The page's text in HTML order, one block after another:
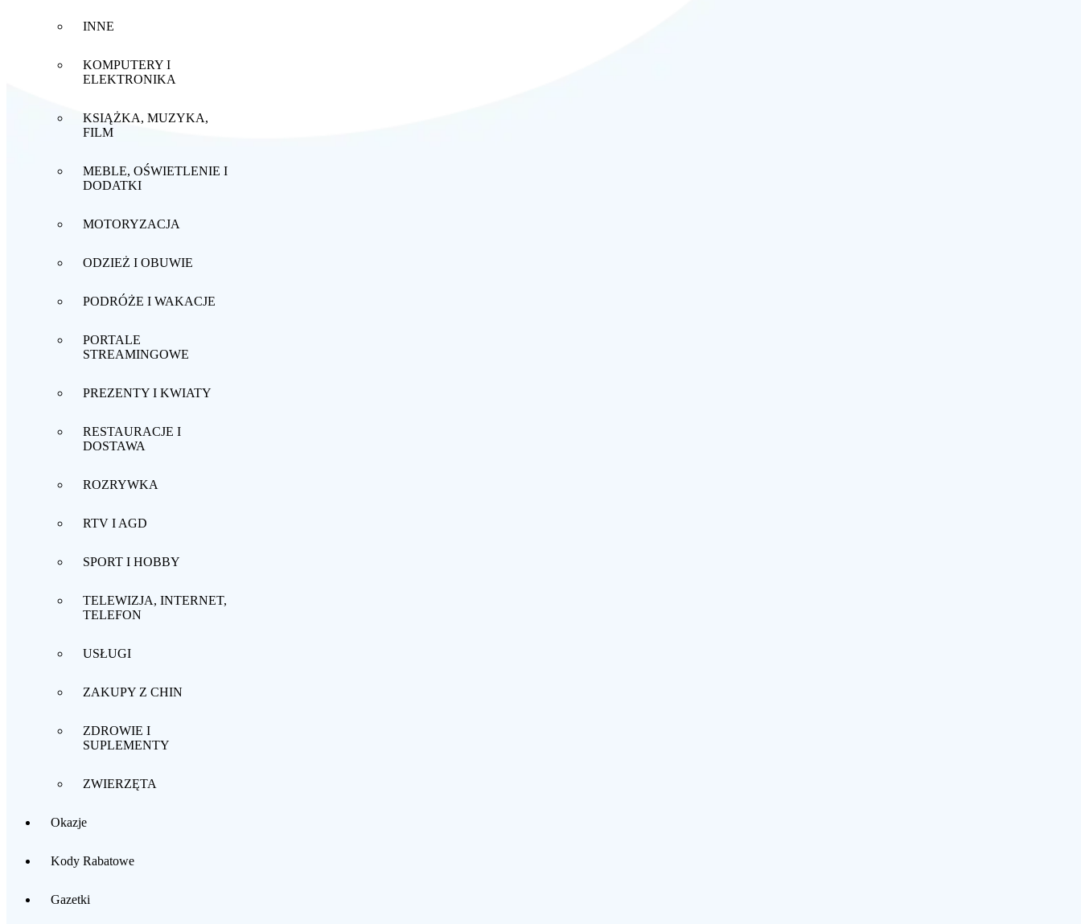
INNE
KOMPUTERY I
ELEKTRONIKA
KSIĄŻKA, MUZYKA,
FILM
MEBLE, OŚWIETLENIE I
DODATKI
MOTORYZACJA
ODZIEŻ I OBUWIE
PODRÓŻE I WAKACJE
PORTALE
STREAMINGOWE
PREZENTY I KWIATY
RESTAURACJE I
DOSTAWA
ROZRYWKA
RTV I AGD
SPORT I HOBBY
TELEWIZJA, INTERNET,
TELEFON
USŁUGI
ZAKUPY Z CHIN
ZDROWIE I
SUPLEMENTY
ZWIERZĘTA
Okazje
Kody Rabatowe
Gazetki